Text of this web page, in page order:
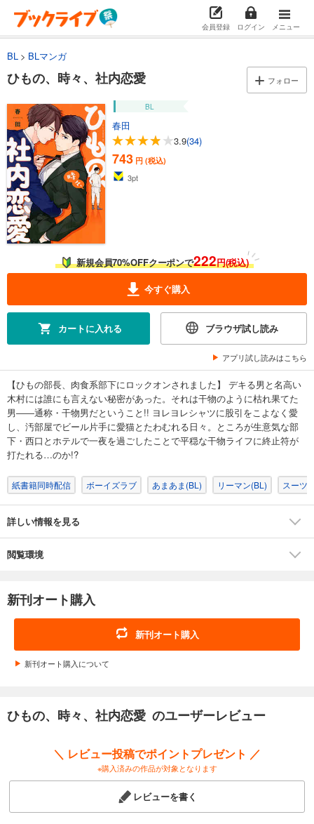
会員登録 ログイン メニュー
BL BLマンガ
ひもの、時々、社内恋愛 フォロー
BL
春田
3.9(34)
743 円 (税込)
3pt
新規会員70%OFFクーポンで222円(税込)
今すぐ購入
カートに入れる ブラウザ試し読み
アプリ試し読みはこちら
【ひもの部長、肉食系部下にロックオンされました】 デキる男と名高い
木村には誰にも言えない秘密があった。それは干物のように枯れ果てた
男――通称・干物男だということ!! ヨレヨレシャツに股引をこよなく愛
し、汚部屋でビール片手に愛猫とたわむれる日々。ところが生意気な部
下・西口とホテルで一夜を過ごしたことで平穏な干物ライフに終止符が
打たれる…のか!?
紙書籍同時配信 ボーイズラブ あまあま(BL) リーマン(BL) スーツ
詳しい情報を見る
閲覧環境
新刊オート購入
新刊オート購入
新刊オート購入について
ひもの、時々、社内恋愛 のユーザーレビュー
＼ レビュー投稿でポイントプレゼント ／
※購入済みの作品が対象となります
レビューを書く